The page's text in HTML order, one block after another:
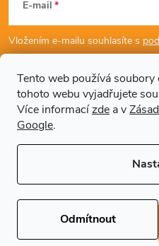
Tento web používá
tohoto webu vyjadřujete
Více informacízde a v
Google.
Odmítnout
p
E-mail
Vložením e-mailu souhlasíte s
Dodatečné informace
Copyright 2026Regals.cz.